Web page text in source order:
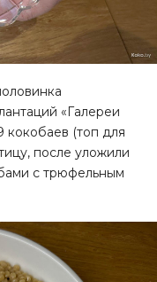
«Галереи
кокобаев (топ для
после уложили
с трюфельным